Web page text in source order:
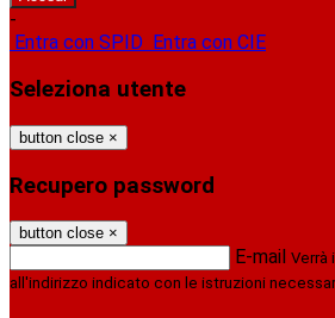
-
Entra con SPID Entra con CIE
Seleziona utente
button close ×
Recupero password
button close ×
E-mail Verrà
all'indirizzo indicato con le istruzioni